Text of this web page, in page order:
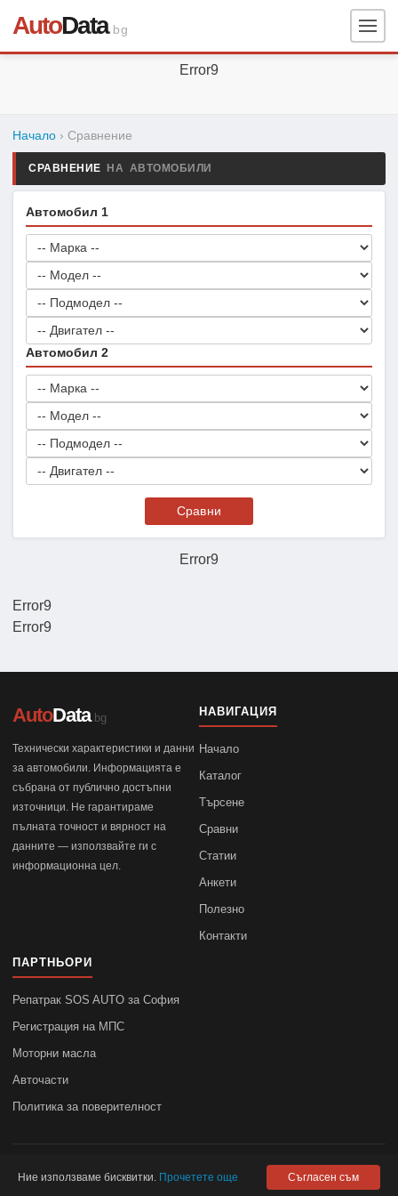
AutoData.bg
Error9
Error9
Начало › Сравнение
СРАВНЕНИЕ НА АВТОМОБИЛИ
Автомобил 1
Автомобил 2
Сравни
Error9
Error9
AutoData.bg
Технически характеристики и данни
за автомобили. Информацията е
събрана от публично достъпни
източници. Не гарантираме
пълната точност и вярност на
данните — използвайте ги с
информационна цел.
НАВИГАЦИЯ
Начало
Каталог
Търсене
Сравни
Статии
Анкети
Полезно
Контакти
ПАРТНЬОРИ
Репатрак SOS AUTO за София
Регистрация на МПС
Моторни масла
Авточасти
Политика за поверителност
autodata.bg не носи отговорност за точността на данните.
Ние използваме бисквитки. Прочетете още Съгласен съм